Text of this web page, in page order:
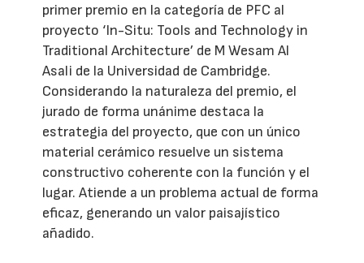
primer premio en la categoría de PFC al
proyecto ‘In-Situ: Tools and Technology in
Traditional Architecture’ de M Wesam Al
Asali de la Universidad de Cambridge.
Considerando la naturaleza del premio, el
jurado de forma unánime destaca la
estrategia del proyecto, que con un único
material cerámico resuelve un sistema
constructivo coherente con la función y el
lugar. Atiende a un problema actual de forma
eficaz, generando un valor paisajístico
añadido.